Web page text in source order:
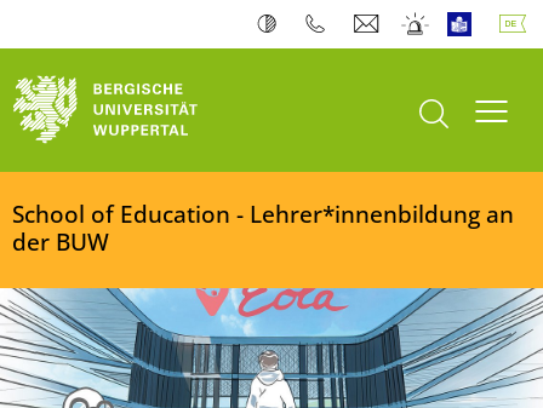
Suche öffnen
School of Education - Lehrer*innenbildung an
der BUW